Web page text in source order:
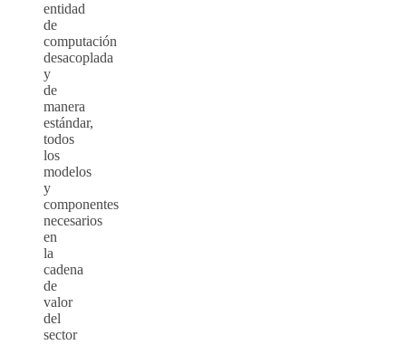
entidad
de
computación
desacoplada
y
de
manera
estándar,
todos
los
modelos
y
componentes
necesarios
en
la
cadena
de
valor
del
sector